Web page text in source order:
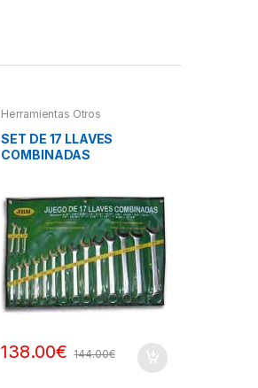
Herramientas Otros
SET DE 17 LLAVES
COMBINADAS
138.00€ 144.00€